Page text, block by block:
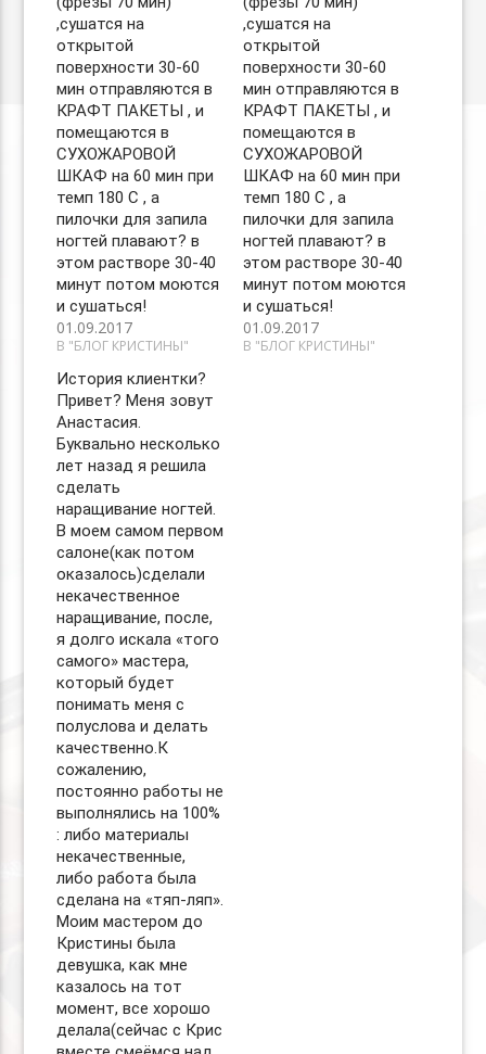
,сушатся на
открытой
поверхности 30-60
мин отправляются в
КРАФТ ПАКЕТЫ , и
помещаются в
СУХОЖАРОВОЙ
ШКАФ на 60 мин при
темп 180 C , а
пилочки для запила
ногтей плавают? в
этом растворе 30-40
минут потом моются
и сушаться!
01.09.2017
В "БЛОГ КРИСТИНЫ"
,сушатся на
открытой
поверхности 30-60
мин отправляются в
КРАФТ ПАКЕТЫ , и
помещаются в
СУХОЖАРОВОЙ
ШКАФ на 60 мин при
темп 180 C , а
пилочки для запила
ногтей плавают? в
этом растворе 30-40
минут потом моются
и сушаться!
01.09.2017
В "БЛОГ КРИСТИНЫ"
История клиентки?
Привет? Меня зовут
Анастасия.
Буквально несколько
лет назад я решила
сделать
наращивание ногтей.
В моем самом первом
салоне(как потом
оказалось)сделали
некачественное
наращивание, после,
я долго искала «того
самого» мастера,
который будет
понимать меня с
полуслова и делать
качественно.К
сожалению,
постоянно работы не
выполнялись на 100%
: либо материалы
некачественные,
либо работа была
сделана на «тяп-ляп».
Моим мастером до
Кристины была
девушка, как мне
казалось на тот
момент, все хорошо
делала(сейчас с Крис